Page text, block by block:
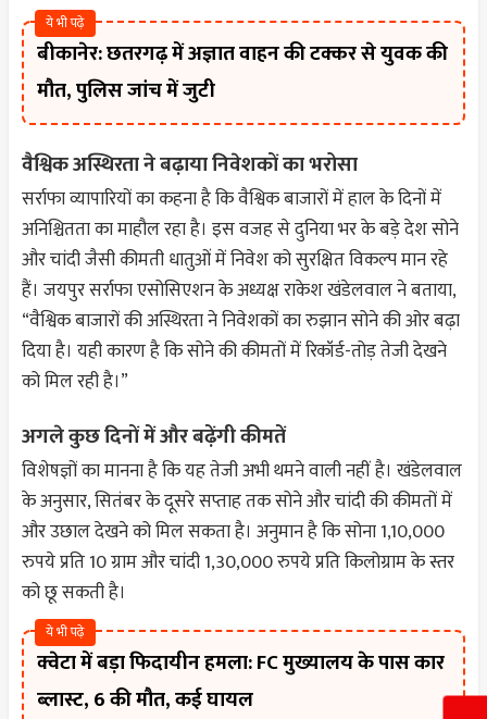
ये भी पढ़े
बीकानेर: छतरगढ़ में अज्ञात वाहन की टक्कर से युवक की
मौत, पुलिस जांच में जुटी
वैश्विक अस्थिरता ने बढ़ाया निवेशकों का भरोसा
सर्राफा व्यापारियों का कहना है कि वैश्विक बाजारों में हाल के दिनों में
अनिश्चितता का माहौल रहा है। इस वजह से दुनिया भर के बड़े देश सोने
और चांदी जैसी कीमती धातुओं में निवेश को सुरक्षित विकल्प मान रहे
हैं। जयपुर सर्राफा एसोसिएशन के अध्यक्ष राकेश खंडेलवाल ने बताया,
“वैश्विक बाजारों की अस्थिरता ने निवेशकों का रुझान सोने की ओर बढ़ा
दिया है। यही कारण है कि सोने की कीमतों में रिकॉर्ड-तोड़ तेजी देखने
को मिल रही है।”
अगले कुछ दिनों में और बढ़ेंगी कीमतें
विशेषज्ञों का मानना है कि यह तेजी अभी थमने वाली नहीं है। खंडेलवाल
के अनुसार, सितंबर के दूसरे सप्ताह तक सोने और चांदी की कीमतों में
और उछाल देखने को मिल सकता है। अनुमान है कि सोना 1,10,000
रुपये प्रति 10 ग्राम और चांदी 1,30,000 रुपये प्रति किलोग्राम के स्तर
को छू सकती है।
ये भी पढ़े
क्वेटा में बड़ा फिदायीन हमला: FC मुख्यालय के पास कार
ब्लास्ट, 6 की मौत, कई घायल